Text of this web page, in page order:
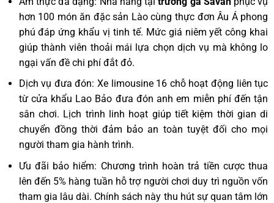
hơn 100 món ăn đặc sản Lào cùng thực đơn Âu Á phong
phú đáp ứng khẩu vị tinh tế. Mức giá niêm yết công khai
giúp thành viên thoải mái lựa chọn dịch vụ mà không lo
ngại vấn đề chi phí đắt đỏ.
Dịch vụ đưa đón: Xe limousine 16 chỗ hoạt động liên tục
từ cửa khẩu Lao Bảo đưa đón anh em miễn phí đến tận
sân chơi. Lịch trình linh hoạt giúp tiết kiệm thời gian di
chuyển đồng thời đảm bảo an toàn tuyệt đối cho mọi
người tham gia hành trình.
Ưu đãi bảo hiểm: Chương trình hoàn trả tiền cược thua
lên đến 5% hàng tuần hỗ trợ người chơi duy trì nguồn vốn
tham gia lâu dài. Chính sách này thu hút sự quan tâm lớn